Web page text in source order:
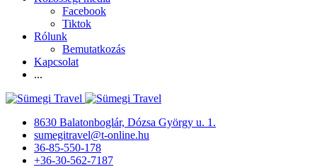
Facebook
Tiktok
Rólunk
Bemutatkozás
Kapcsolat
...
8630 Balatonboglár, Dózsa György u. 1.
sumegitravel@t-online.hu
36-85-550-178
+36-30-562-7187